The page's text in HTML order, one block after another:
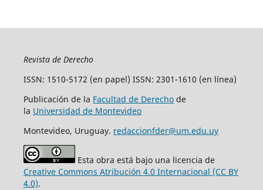
Revista de Derecho
ISSN: 1510-5172 (en papel) ISSN: 2301-1610 (en línea)
Publicación de la Facultad de Derechode
la Universidad de Montevideo
Montevideo, Uruguay. redaccionfder@um.edu.uy
Esta obra está bajo una licencia de
Creative Commons Atribución 4.0 Internacional (CC BY
4.0).